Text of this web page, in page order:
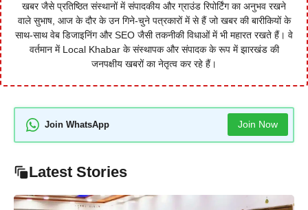
खबर जैसे प्रतिष्ठित संस्थानों में संपादकीय और ग्राउंड रिपोर्टिंग का अनुभव रखने
वाले सुभाष, आज के दौर के उन गिने-चुने पत्रकारों में से हैं जो खबर की बारीकियों के
साथ-साथ वेब डिजाइनिंग और SEO जैसी तकनीकी विधाओं में भी महारत रखते हैं। वे
वर्तमान में Local Khabar के संस्थापक और संपादक के रूप में झारखंड की
जनपक्षीय खबरों का नेतृत्व कर रहे हैं।
Join WhatsApp Join Now
Latest Stories